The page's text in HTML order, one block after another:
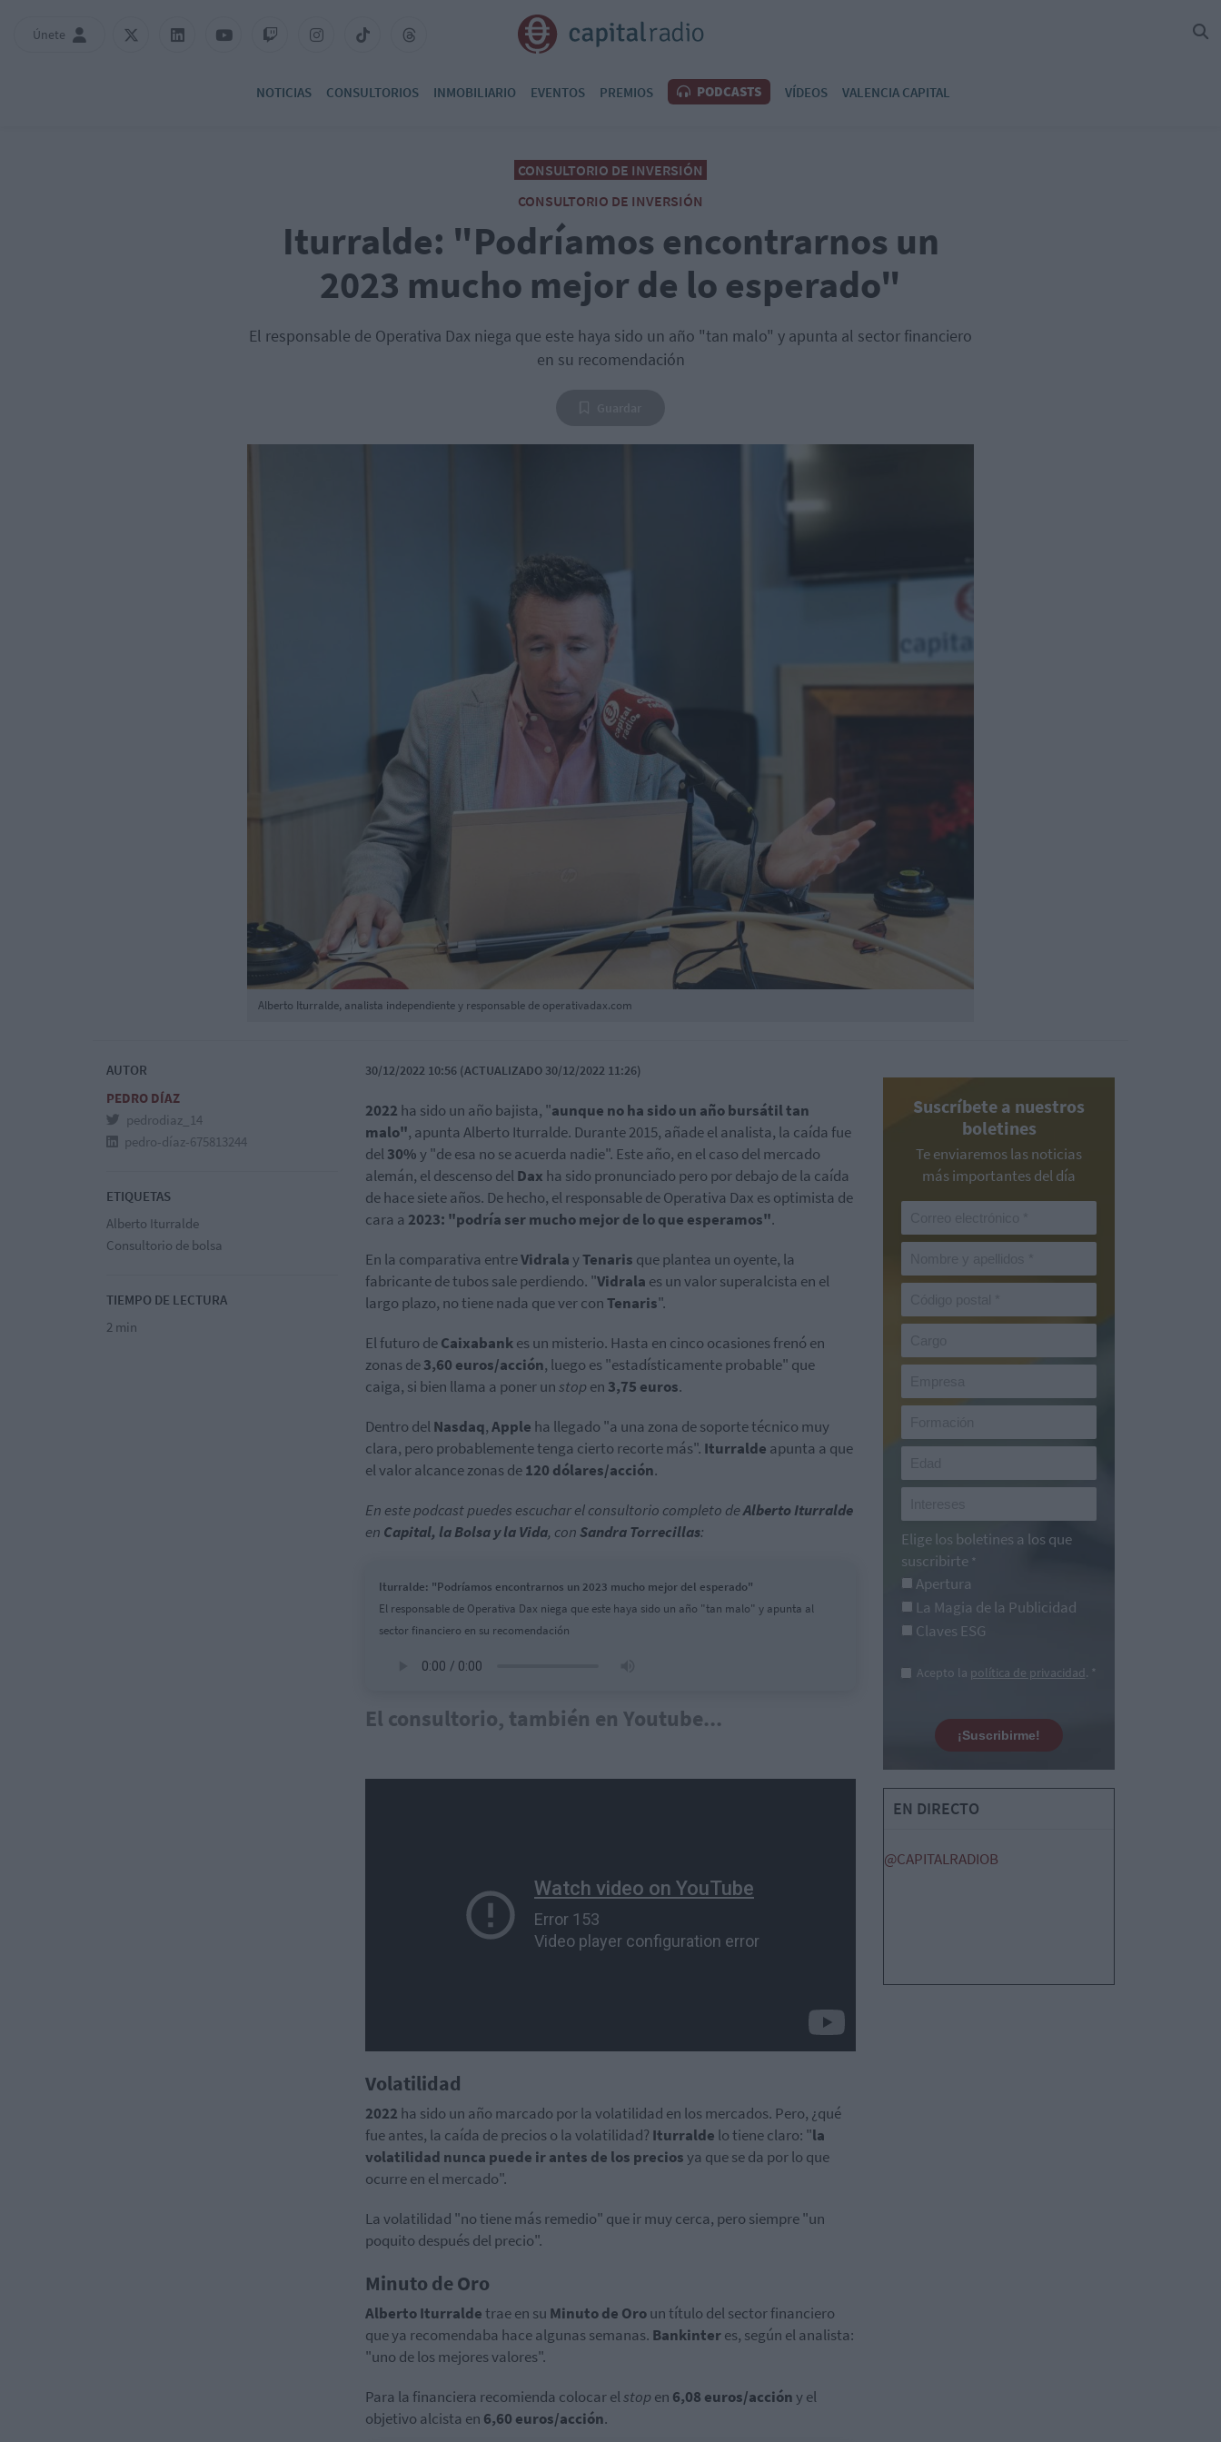
Únete
NOTICIAS CONSULTORIOS INMOBILIARIO EVENTOS PREMIOS PODCASTS VÍDEOS VALENCIA CAPITAL
CONSULTORIO DE INVERSIÓN
CONSULTORIO DE INVERSIÓN
Iturralde: "Podríamos encontrarnos un
2023 mucho mejor de lo esperado"
El responsable de Operativa Dax niega que este haya sido un año "tan malo" y apunta al sector financiero
en su recomendación
Alberto Iturralde, analista independiente y responsable de operativadax.com
AUTOR
PEDRO DÍAZ
pedrodiaz_14
pedro-díaz-675813244
ETIQUETAS
Alberto Iturralde
Consultorio de bolsa
TIEMPO DE LECTURA
2 min
30/12/2022 10:56 (ACTUALIZADO 30/12/2022 11:26)
2022 ha sido un año bajista, "aunque no ha sido un año bursátil tan
malo", apunta Alberto Iturralde. Durante 2015, añade el analista, la caída fue
del30%y "de esa no se acuerda nadie". Este año, en el caso del mercado
alemán, el descenso delDax ha sido pronunciado pero por debajo de la caída
de hace siete años. De hecho, el responsable de Operativa Dax es optimista de
cara a 2023: "podría ser mucho mejor de lo que esperamos".
En la comparativa entreVidralayTenaris que plantea un oyente, la
fabricante de tubos sale perdiendo. "Vidrala es un valor superalcista en el
largo plazo, no tiene nada que ver conTenaris".
El futuro deCaixabankes un misterio. Hasta en cinco ocasiones frenó en
zonas de3,60 euros/acción, luego es "estadísticamente probable" que
caiga, si bien llama a poner unstop en 3,75 euros.
Dentro delNasdaq,Apple ha llegado "a una zona de soporte técnico muy
clara, pero probablemente tenga cierto recorte más". Iturralde apunta a que
el valor alcance zonas de120 dólares/acción.
En este podcast puedes escuchar el consultorio completo deAlberto Iturralde
en Capital, la Bolsa y la Vida, con Sandra Torrecillas:
Iturralde: "Podríamos encontrarnos un 2023 mucho mejor del esperado"
El responsable de Operativa Dax niega que este haya sido un año "tan malo" y apunta al
sector financiero en su recomendación
El consultorio, también en Youtube...
Volatilidad
2022 ha sido un año marcado por la volatilidad en los mercados. Pero, ¿qué
fue antes, la caída de precios o la volatilidad? Iturralde lo tiene claro: "la
volatilidad nunca puede ir antes de los preciosya que se da por lo que
ocurre en el mercado".
La volatilidad "no tiene más remedio" que ir muy cerca, pero siempre "un
poquito después del precio".
Minuto de Oro
Alberto Iturraldetrae en su Minuto de Oroun título del sector financiero
que ya recomendaba hace algunas semanas. Bankinteres, según el analista:
"uno de los mejores valores".
Para la financiera recomienda colocar elstop en 6,08 euros/accióny el
objetivo alcista en 6,60 euros/acción.
Suscríbete a nuestros
boletines
Te enviaremos las noticias
más importantes del día
Elige los boletines a los que
suscribirte *
Apertura
La Magia de la Publicidad
Claves ESG
Acepto la política de privacidad. *
¡Suscribirme!
EN DIRECTO
@CAPITALRADIOB